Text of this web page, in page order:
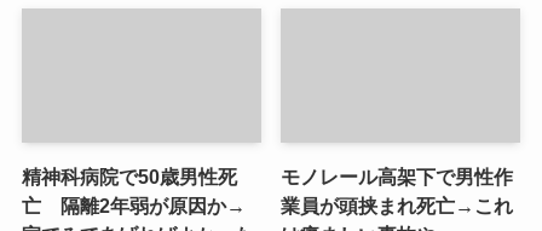
精神科病院で50歳男性死
亡 隔離2年弱が原因か→
モノレール高架下で男性作
業員が頭挟まれ死亡→これ